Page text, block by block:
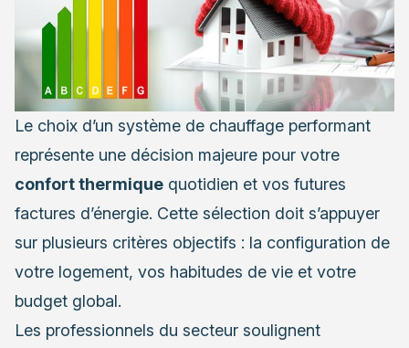
Le choix d’un système de chauffage performant
représente une décision majeure pour votre
confort thermique quotidien et vos futures
factures d’énergie. Cette sélection doit s’appuyer
sur plusieurs critères objectifs : la configuration de
votre logement, vos habitudes de vie et votre
budget global.
Les professionnels du secteur soulignent